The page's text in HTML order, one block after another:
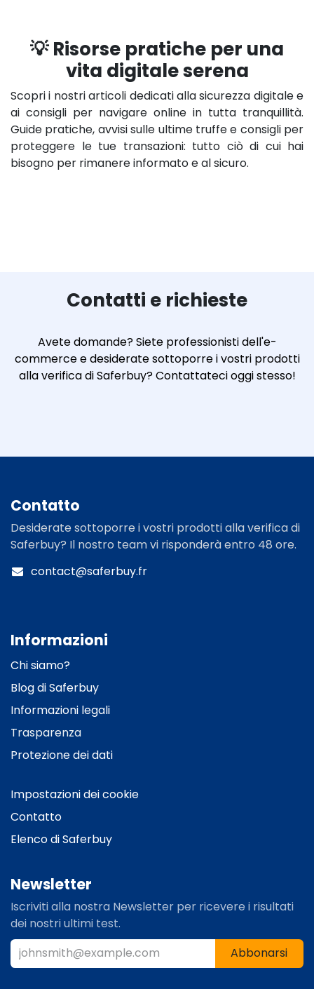
💡 Risorse pratiche per una
vita digitale serena
Scopri i nostri articoli dedicati alla sicurezza digitale e
ai consigli per navigare online in tutta tranquillità.
Guide pratiche, avvisi sulle ultime truffe e consigli per
proteggere le tue transazioni: tutto ciò di cui hai
bisogno per rimanere informato e al sicuro.
Contatti e richieste
Avete domande? Siete professionisti dell'e-
commerce e desiderate sottoporre i vostri prodotti
alla verifica di Saferbuy? Contattateci oggi stesso!
Contatto​
Desiderate sottoporre i vostri prodotti alla verifica di
Saferbuy? Il nostro team vi risponderà entro 48 ore.
contact@saferbuy.fr
Informazioni​
Chi siamo?
Blogdi Saferbuy
Informazioni legali
Trasparenza
Protezione dei dati
Impostazioni dei cookie
Contatto
Elenco di Saferbuy
Newsletter
Iscriviti alla nostra Newsletter per ricevere i risultati
dei nostri ultimi test.​
Abbonarsi